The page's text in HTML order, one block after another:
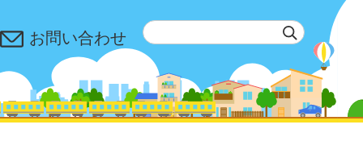
お問い合わせ